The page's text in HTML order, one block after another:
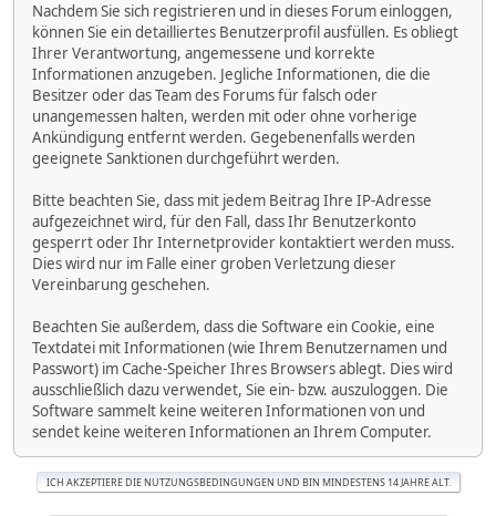
Nachdem Sie sich registrieren und in dieses Forum einloggen,
können Sie ein detailliertes Benutzerprofil ausfüllen. Es obliegt
Ihrer Verantwortung, angemessene und korrekte
Informationen anzugeben. Jegliche Informationen, die die
Besitzer oder das Team des Forums für falsch oder
unangemessen halten, werden mit oder ohne vorherige
Ankündigung entfernt werden. Gegebenenfalls werden
geeignete Sanktionen durchgeführt werden.
Bitte beachten Sie, dass mit jedem Beitrag Ihre IP-Adresse
aufgezeichnet wird, für den Fall, dass Ihr Benutzerkonto
gesperrt oder Ihr Internetprovider kontaktiert werden muss.
Dies wird nur im Falle einer groben Verletzung dieser
Vereinbarung geschehen.
Beachten Sie außerdem, dass die Software ein Cookie, eine
Textdatei mit Informationen (wie Ihrem Benutzernamen und
Passwort) im Cache-Speicher Ihres Browsers ablegt. Dies wird
ausschließlich dazu verwendet, Sie ein- bzw. auszuloggen. Die
Software sammelt keine weiteren Informationen von und
sendet keine weiteren Informationen an Ihrem Computer.